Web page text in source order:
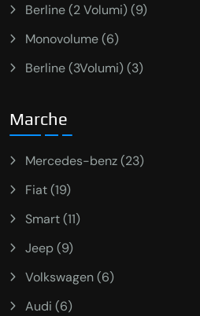
Berline (2 Volumi) (9)
Monovolume (6)
Berline (3Volumi) (3)
Marche
Mercedes-benz (23)
Fiat (19)
Smart (11)
Jeep (9)
Volkswagen (6)
Audi (6)